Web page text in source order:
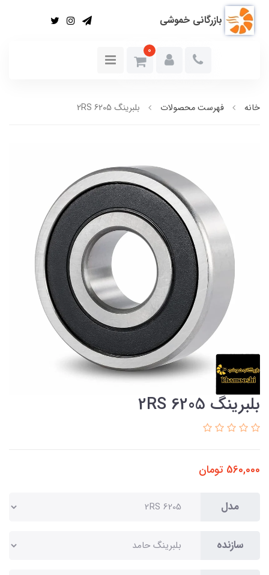
بازرگانی خموشی
0
خانه فهرست محصولات بلبرینگ 6205 2RS
بلبرینگ 6205 2RS
560,000 تومان
مدل
سازنده